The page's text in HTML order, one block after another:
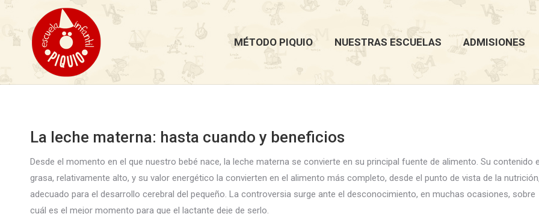
MÉTODO PIQUIO NUESTRAS ESCUELAS ADMISIONES
La leche materna: hasta cuando y beneficios
Desde el momento en el que nuestro bebé nace, la leche materna se convierte en su principal fuente de alimento. Su contenido
grasa, relativamente alto, y su valor energético la convierten en el alimento más completo, desde el punto de vista de la
adecuado para el desarrollo cerebral del pequeño. La controversia surge ante el desconocimiento, en muchas ocasiones, sobre
cuál es el mejor momento para que el lactante deje de serlo.